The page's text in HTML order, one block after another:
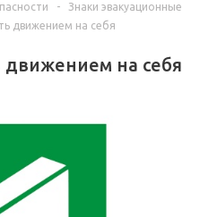
-
Знаки эвакуационные
движением на себя
движением на себя